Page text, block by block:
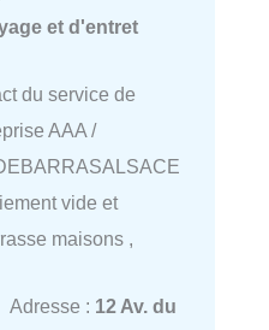
et d'entret
du service de
AAA /
vide et
maisons ,
Adresse : 12 Av. du